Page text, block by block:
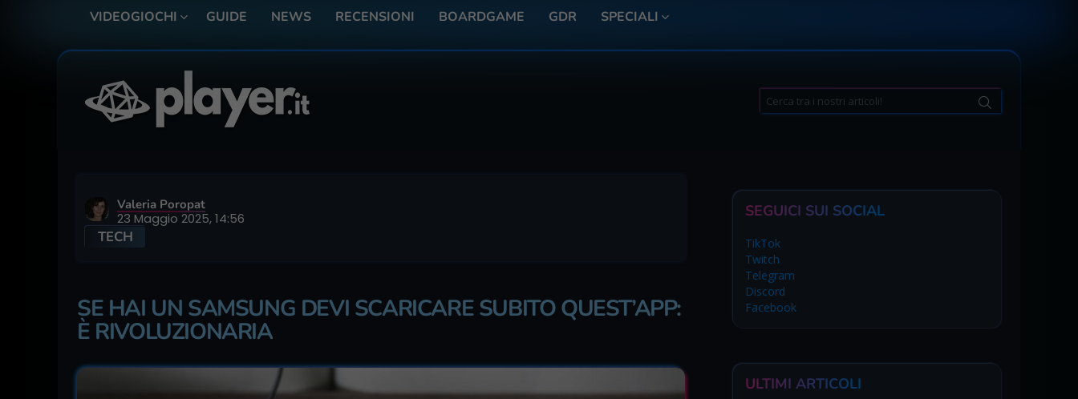
VIDEOGIOCHI GUIDE NEWS RECENSIONI BOARDGAME GDR SPECIALI
Search
for:
Valeria Poropat
23 Maggio 2025, 14:56
TECH
SE HAI UN SAMSUNG DEVI SCARICARE SUBITO QUEST’APP:
È RIVOLUZIONARIA
SEGUICI SUI SOCIAL
TikTok
Twitch
Telegram
Discord
Facebook
ULTIMI ARTICOLI